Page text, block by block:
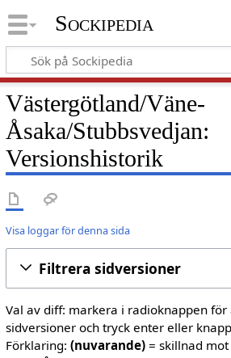
Sockipedia
Västergötland/Väne-
Åsaka/Stubbsvedjan:
Versionshistorik
Visa loggar för denna sida
Filtrera sidversioner
Val av diff: markera i radioknappen
sidversioner och tryck enter eller
Förklaring: (nuvarande)= skillnad mot